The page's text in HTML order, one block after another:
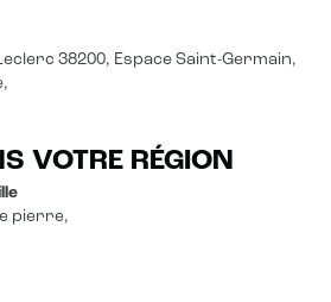
38200, Espace Saint-Germain,
VOTRE RÉGION
pierre,